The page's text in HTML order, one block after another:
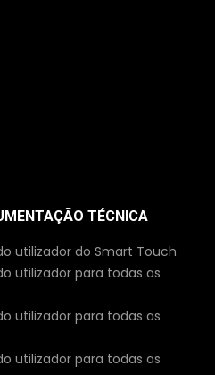
TÉCNICA
utilizador do Smart Touch
utilizador para todas as
utilizador para todas as
utilizador para todas as